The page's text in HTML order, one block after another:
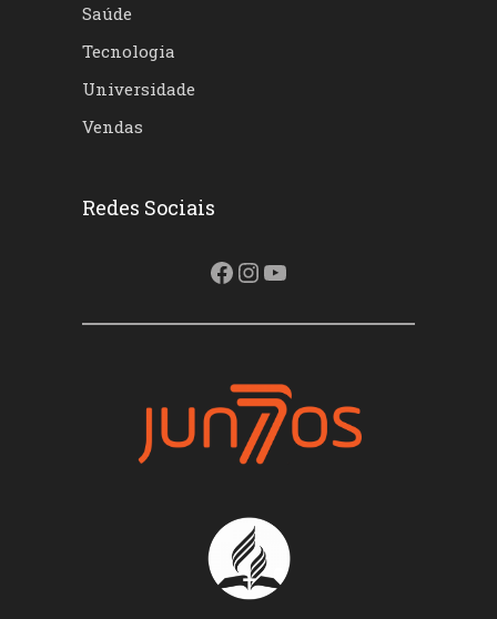
Saúde
Tecnologia
Universidade
Vendas
Redes Sociais
Facebook
Instagram
Youtube